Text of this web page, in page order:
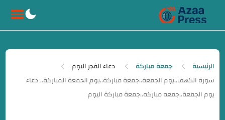
الرئيسية جمعة مباركة دعاء الفجر اليوم